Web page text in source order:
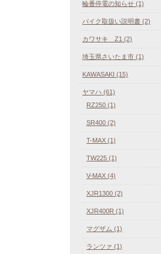
輪番停電の知らせ (1)
バイク取扱い説明書 (2)
カワサキ Z1 (2)
埼玉県さいたま市 (1)
KAWASAKI (15)
ヤマハ (61)
RZ250 (1)
SR400 (2)
T-MAX (1)
TW225 (1)
V-MAX (4)
XJR1300 (2)
XJR400R (1)
マグザム (1)
ランツァ (1)